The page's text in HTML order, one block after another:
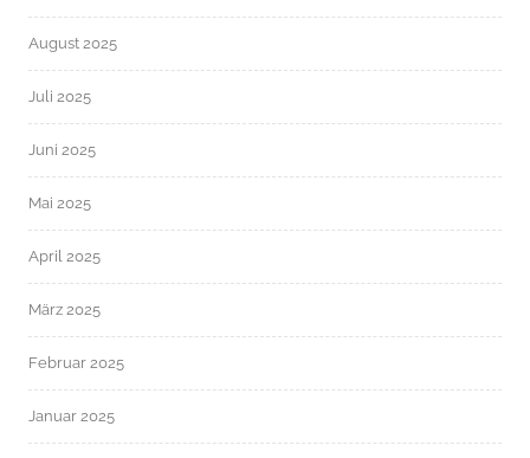
August 2025
Juli 2025
Juni 2025
Mai 2025
April 2025
März 2025
Februar 2025
Januar 2025